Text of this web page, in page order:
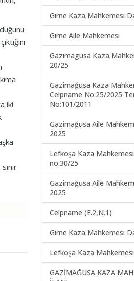
iki
Girne Kaza Mahkemesi
Girne Aile Mahkemesi
Gazimagusa Kaza
20/25
Gazimağusa Kaza
Celpname No:25/2025
No:101/2011
Gazimağusa Aile
2025
Lefkoşa Kaza
no:30/25
Gazimağusa Aile
2025
Celpname (E.2,N.1)
Girne Kaza Mahkemesi
Lefkoşa Kaza
GAZİMAĞUSA KAZA